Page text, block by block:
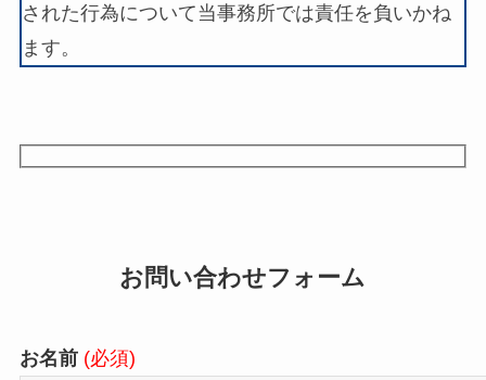
された行為について当事務所では責任を負いかね
ます。
お問い合わせフォーム
お名前 (必須)